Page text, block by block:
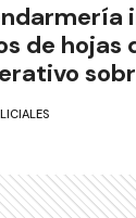
de hojas